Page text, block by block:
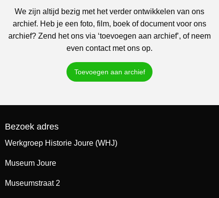
We zijn altijd bezig met het verder ontwikkelen van ons
archief. Heb je een foto, film, boek of document voor ons
archief? Zend het ons via ‘toevoegen aan archief’, of neem
even contact met ons op.
Toevoegen aan archief
Bezoek adres
Werkgroep Historie Joure (WHJ)
Museum Joure
Museumstraat 2